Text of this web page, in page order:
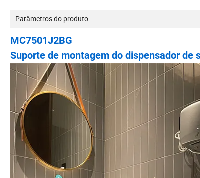
Parâmetros do produto
MC7501J2BG
Suporte de montagem do dispensador de